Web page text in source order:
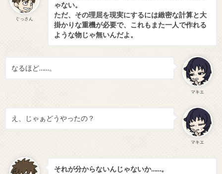
ぐっさん
ゃない。
ただ、その理屈を現実にするには緻密な計算と大
掛かりな重機が必要で、これもまた一人で作れる
ような物じゃ無いんだよ。
マキエ
なるほど……。
マキエ
え、じゃぁどうやったの？
それが分からないんじゃないか……。